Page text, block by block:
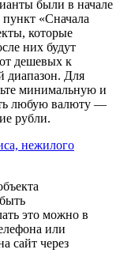
были в начале
«Сначала
которые
них будут
дешевых к
диапазон. Для
минимальную и
любую валюту —
рубли.
нежилого
это можно в
или
сайт через